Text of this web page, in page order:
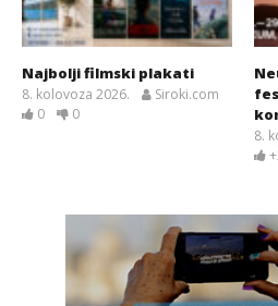
Najbolji filmski plakati
8. kolovoza 2026.
Siroki.com
0
0
8.